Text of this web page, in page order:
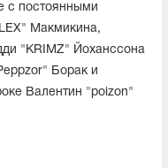
с постоянными
Макмикина,
"KRIMZ" Йоханссона
Борак и
Валентин "poizon"